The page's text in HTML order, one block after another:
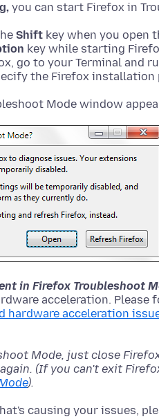
Shift key when you open
key while starting
go to your Terminal and
the Firefox
in Firefox Troubleshoot
acceleration. Please
hardware acceleration
Mode, just close
(If you can't exit
).
causing your issues,